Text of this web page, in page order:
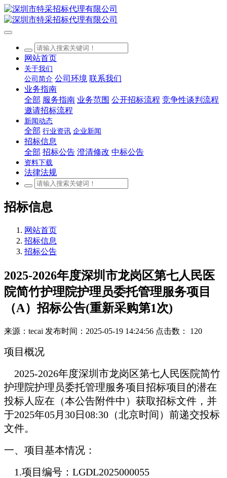
网站首页
关于我们
公司简介 公司环境 联系我们
业务指南
全部 服务指南 业务范围 公开招标流程 竞争性谈判流程
邀请招标流程
新闻动态
全部 行业资讯 企业新闻
招标信息
全部 招标公告 澄清修改 中标公告
资料下载
法律法规
招标信息
网站首页
招标信息
招标公告
2025-2026年度深圳市龙岗区第七人民医
院简竹护理院护理员委托管理服务项目
（A）招标公告(重新采购第1次)
来源：tecai 发布时间：2025-05-19 14:24:56 点击数： 120
项目概况
2025-2026年度深圳市龙岗区第七人民医院简竹
护理院护理员委托管理服务项目招标项目的潜在
投标人应在（本公告附件中）获取招标文件，并
于2025年05月30日08:30（北京时间）前递交投标
文件。
一、项目基本情况：
1.项目编号：LGDL2025000055